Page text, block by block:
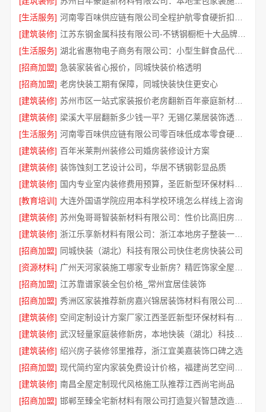
[生活服务]
[建筑装修]
江苏东钢金属科技有限公司-不锈钢橱柜十大品牌推荐
[生活服务]
湖北省惠物电子商务有限公司：小型生鲜食品代理商价格
[招商加盟] 急装家装省心报价，同城快装价格透明
[招商加盟] 老房快装工期有保障，同城快装快住更安心
[建筑装修]
苏州市区一站式家装报价老房翻新百年豪庭新材料有限公司透明
[建筑装修]
梁溪大平层翻新多少钱一平？无锡亿莱居装饰透明报价
[生活服务]
河南零百味供应链有限公司零百味低成本零食硬折扣适配全场景
[建筑装修] 百年米莱荆州装修公司婚房装修设计方案
[建筑装修] 装饰蚀刻工艺设计公司，华居不锈钢彰显品质
[建筑装修]
国内专业室内装修费用预算，圣匠新型环保材料性价比分析
[教育培训] 大连外国语学院应用本科学校环境怎么样线上咨询
[建筑装修]
[建筑装修]
浙江乐享新材料有限公司：浙江本地房子整装一体化服务施工案例
[招商加盟] 同城快装（湖北）科技有限公司快住老房快装公司
[资源材料]
[招商加盟] 江苏靠谱家装全包价格_常州宜居佳装饰
[招商加盟]
[建筑装修]
[建筑装修]
[建筑装修] 绍兴房子装修邻里推荐，浙江宜美嘉装饰口碑之选
[招商加盟]
[建筑装修] 南昌全屋定制现代风格施工队推荐江西尚宅尚品
[招商加盟]
邯郸至臻全宅新材料有限公司打造复兴智慧改造方案